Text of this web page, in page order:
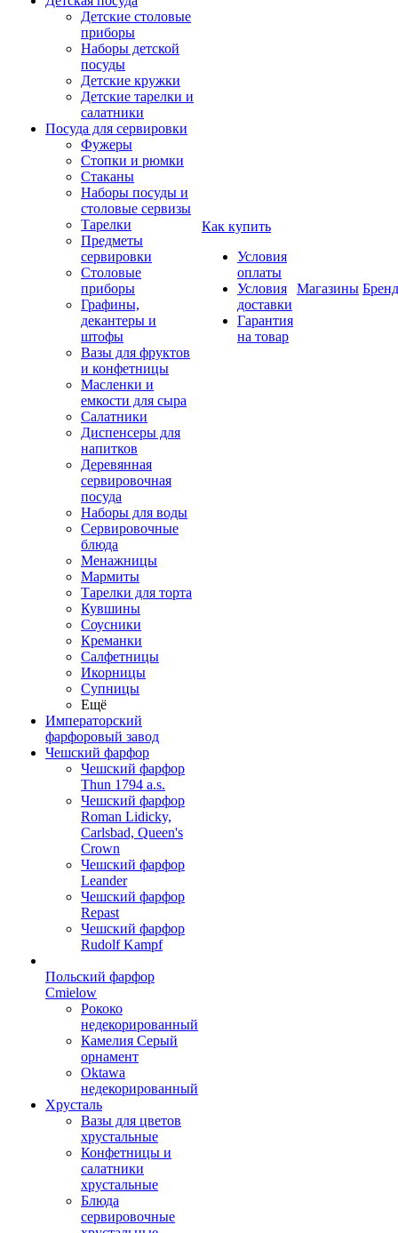
Детские столовые
приборы
Наборы детской
посуды
Детские кружки
Детские тарелки и
салатники
Посуда для сервировки
Фужеры
Стопки и рюмки
Стаканы
Наборы посуды и
столовые сервизы
Тарелки
Предметы
сервировки
Столовые
приборы
Графины,
декантеры и
штофы
Вазы для фруктов
и конфетницы
Масленки и
емкости для сыра
Салатники
Диспенсеры для
напитков
Деревянная
сервировочная
посуда
Наборы для воды
Сервировочные
блюда
Менажницы
Мармиты
Тарелки для торта
Кувшины
Соусники
Креманки
Салфетницы
Икорницы
Супницы
Ещё
Императорский
фарфоровый завод
Чешский фарфор
Чешский фарфор
Thun 1794 a.s.
Чешский фарфор
Roman Lidicky,
Carlsbad, Queen's
Crown
Чешский фарфор
Leander
Чешский фарфор
Repast
Чешский фарфор
Rudolf Kampf
Польский фарфор
Сmielow
Рококо
недекорированный
Камелия Серый
орнамент
Oktawa
недекорированный
Хрусталь
Вазы для цветов
хрустальные
Конфетницы и
салатники
хрустальные
Блюда
сервировочные
Как купить
Условия
оплаты
Условия
доставки
Гарантия
на товар
Магазины